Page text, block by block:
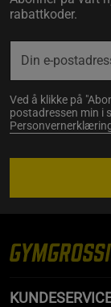
rabattkoder.
Ved å klikke på
postadressen min i